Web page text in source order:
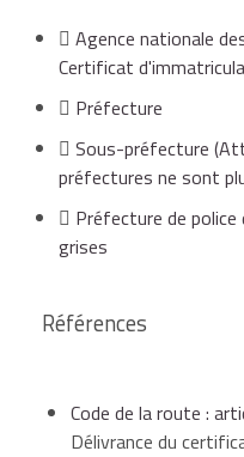
Agence nationale
Certificat
Préfecture
Sous-préfecture
préfectures ne sont
Préfecture de
grises
Références
Code de la route :
Délivrance du